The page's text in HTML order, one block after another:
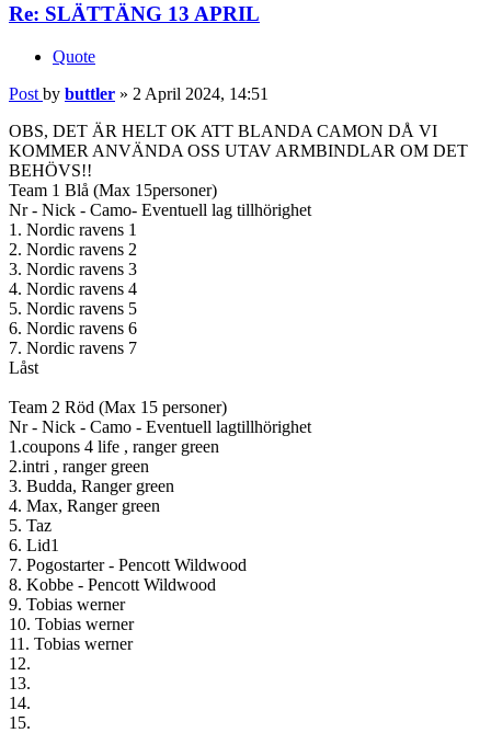
Re: SLÄTTÄNG 13 APRIL
Quote
Post by buttler » 2 April 2024, 14:51
OBS, DET ÄR HELT OK ATT BLANDA CAMON DÅ VI
KOMMER ANVÄNDA OSS UTAV ARMBINDLAR OM DET
BEHÖVS!!
Team 1 Blå (Max 15personer)
Nr - Nick - Camo- Eventuell lag tillhörighet
1. Nordic ravens 1
2. Nordic ravens 2
3. Nordic ravens 3
4. Nordic ravens 4
5. Nordic ravens 5
6. Nordic ravens 6
7. Nordic ravens 7
Låst
Team 2 Röd (Max 15 personer)
Nr - Nick - Camo - Eventuell lagtillhörighet
1.coupons 4 life , ranger green
2.intri , ranger green
3. Budda, Ranger green
4. Max, Ranger green
5. Taz
6. Lid1
7. Pogostarter - Pencott Wildwood
8. Kobbe - Pencott Wildwood
9. Tobias werner
10. Tobias werner
11. Tobias werner
12.
13.
14.
15.